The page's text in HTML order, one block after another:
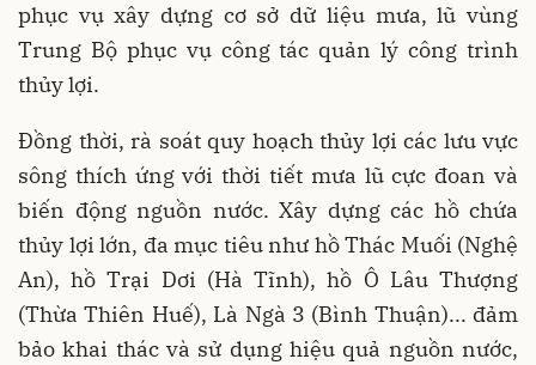
phục vụ xây dựng cơ sở dữ liệu mưa, lũ vùng
Trung Bộ phục vụ công tác quản lý công trình
thủy lợi.
Đồng thời, rà soát quy hoạch thủy lợi các lưu vực
sông thích ứng với thời tiết mưa lũ cực đoan và
biến động nguồn nước. Xây dựng các hồ chứa
thủy lợi lớn, đa mục tiêu như hồ Thác Muối (Nghệ
An), hồ Trại Dơi (Hà Tĩnh), hồ Ô Lâu Thượng
(Thừa Thiên Huế), Là Ngà 3 (Bình Thuận)... đảm
bảo khai thác và sử dụng hiệu quả nguồn nước,